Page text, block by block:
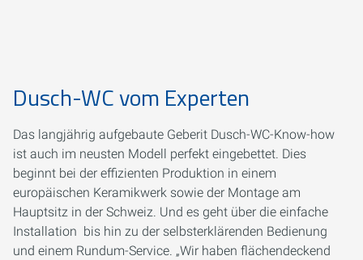
Dusch-WC vom Experten
Das langjährig aufgebaute Geberit Dusch-WC-Know-how
ist auch im neusten Modell perfekt eingebettet. Dies
beginnt bei der effizienten Produktion in einem
europäischen Keramikwerk sowie der Montage am
Hauptsitz in der Schweiz. Und es geht über die einfache
Installation bis hin zu der selbsterklärenden Bedienung
und einem Rundum-Service. „Wir haben flächendeckend